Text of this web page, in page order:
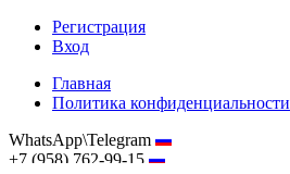
Регистрация
Вход
Главная
Политика конфиденциальности
WhatsApp\Telegram
+7 (958) 762-99-15